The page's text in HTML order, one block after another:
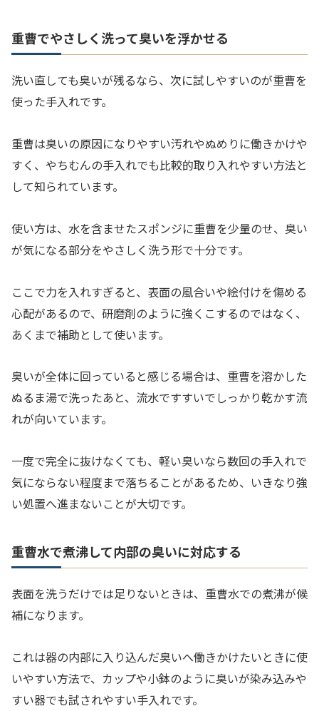
重曹でやさしく洗って臭いを浮かせる
洗い直しても臭いが残るなら、次に試しやすいのが重曹を
使った手入れです。
重曹は臭いの原因になりやすい汚れやぬめりに働きかけや
すく、やちむんの手入れでも比較的取り入れやすい方法と
して知られています。
使い方は、水を含ませたスポンジに重曹を少量のせ、臭い
が気になる部分をやさしく洗う形で十分です。
ここで力を入れすぎると、表面の風合いや絵付けを傷める
心配があるので、研磨剤のように強くこするのではなく、
あくまで補助として使います。
臭いが全体に回っていると感じる場合は、重曹を溶かした
ぬるま湯で洗ったあと、流水ですすいでしっかり乾かす流
れが向いています。
一度で完全に抜けなくても、軽い臭いなら数回の手入れで
気にならない程度まで落ちることがあるため、いきなり強
い処置へ進まないことが大切です。
重曹水で煮沸して内部の臭いに対応する
表面を洗うだけでは足りないときは、重曹水での煮沸が候
補になります。
これは器の内部に入り込んだ臭いへ働きかけたいときに使
いやすい方法で、カップや小鉢のように臭いが染み込みや
すい器でも試されやすい手入れです。